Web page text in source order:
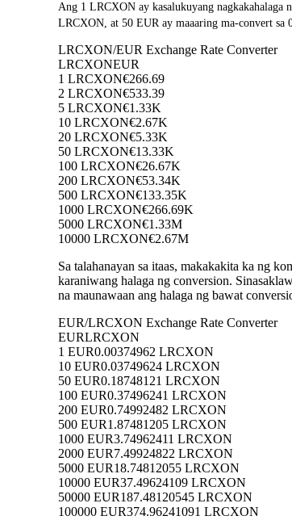
Ang 1 LRCXON ay kasalukuyang nagkakahalaga
LRCXON, at 50 EUR ay maaaring ma-convert sa
LRCXON/EUR Exchange Rate Converter
LRCXONEUR
1 LRCXON€266.69
2 LRCXON€533.39
5 LRCXON€1.33K
10 LRCXON€2.67K
20 LRCXON€5.33K
50 LRCXON€13.33K
100 LRCXON€26.67K
200 LRCXON€53.34K
500 LRCXON€133.35K
1000 LRCXON€266.69K
5000 LRCXON€1.33M
10000 LRCXON€2.67M
Sa talahanayan sa itaas, makakakita ka ng
karaniwang halaga ng conversion.
na maunawaan ang halaga ng bawat
EUR/LRCXON Exchange Rate Converter
EURLRCXON
1 EUR0.00374962 LRCXON
10 EUR0.03749624 LRCXON
50 EUR0.18748121 LRCXON
100 EUR0.37496241 LRCXON
200 EUR0.74992482 LRCXON
500 EUR1.87481205 LRCXON
1000 EUR3.74962411 LRCXON
2000 EUR7.49924822 LRCXON
5000 EUR18.74812055 LRCXON
10000 EUR37.49624109 LRCXON
50000 EUR187.48120545 LRCXON
100000 EUR374.96241091 LRCXON